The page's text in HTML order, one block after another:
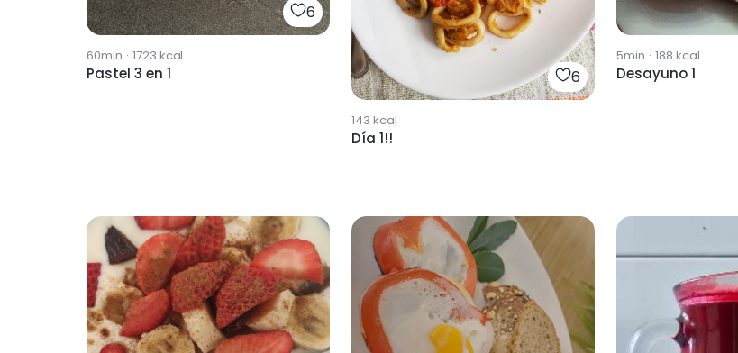
6
60min · 1723 kcal
Pastel 3 en 1 6
143 kcal
Día 1!!
5min · 188 kcal
Desayuno 1